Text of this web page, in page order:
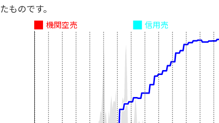
たものです。
機関空売 信用売